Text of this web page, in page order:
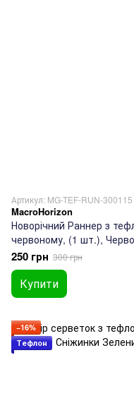
Артикул: MG-TEF-RUN-300115
MacroHorizon
Новорічний Раннер з
червоному, (1 шт.),
250 грн 300 грн
Купити
−16%
Тефлон